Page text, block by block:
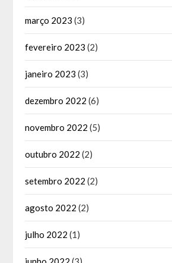
março 2023 (3)
fevereiro 2023 (2)
janeiro 2023 (3)
dezembro 2022 (6)
novembro 2022 (5)
outubro 2022 (2)
setembro 2022 (2)
agosto 2022 (2)
julho 2022 (1)